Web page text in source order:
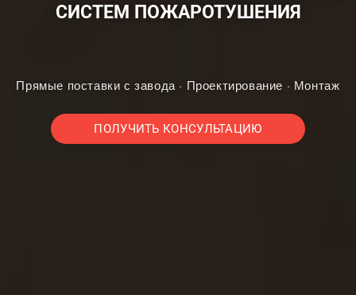
СИСТЕМ ПОЖАРОТУШЕНИЯ
Прямые поставки с завода · Проектирование · Монтаж
ПОЛУЧИТЬ КОНСУЛЬТАЦИЮ